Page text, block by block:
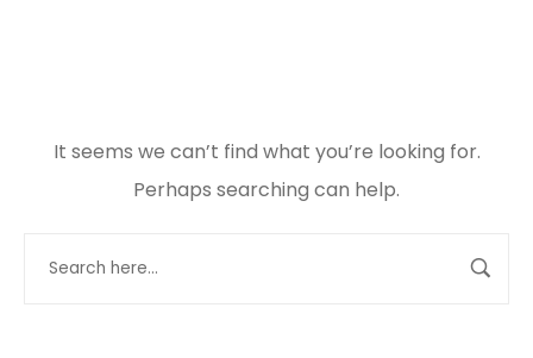
It seems we can’t find what you’re looking for.
Perhaps searching can help.